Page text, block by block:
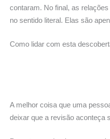
contaram. No final, as
no sentido literal. Elas são
Como lidar com esta
A melhor coisa que uma
deixar que a revisão aconteça